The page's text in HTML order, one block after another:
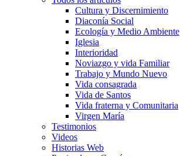
Cultura y Discernimiento
Diaconía Social
Ecología y Medio Ambiente
Iglesia
Interioridad
Noviazgo y vida Familiar
Trabajo y Mundo Nuevo
Vida consagrada
Vida de Santos
Vida fraterna y Comunitaria
Virgen María
Testimonios
Videos
Historias Web